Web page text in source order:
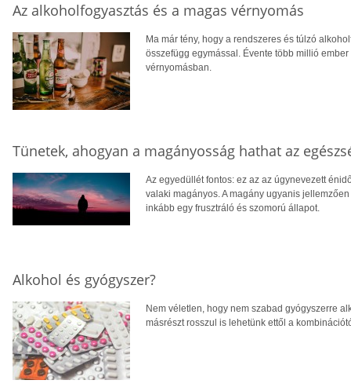
Az alkoholfogyasztás és a magas vérnyomás
Ma már tény, hogy a rendszeres és túlzó
összefügg egymással. Évente több millió
vérnyomásban.
Tünetek, ahogyan a magányosság hathat az
Az egyedüllét fontos: ez az az úgynevezett
valaki magányos. A magány ugyanis
inkább egy frusztráló és szomorú állapot.
Alkohol és gyógyszer?
Nem véletlen, hogy nem szabad gyógyszerre
másrészt rosszul is lehetünk ettől a